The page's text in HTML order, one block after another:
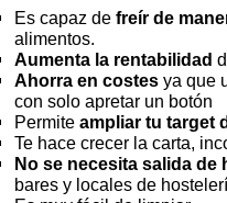
Es capaz de freír de
alimentos.
Aumenta la rentabilidad
Ahorra en costes ya que
con solo apretar un botón
Permite ampliar tu target
Te hace crecer la carta,
No se necesita salida de
bares y locales de